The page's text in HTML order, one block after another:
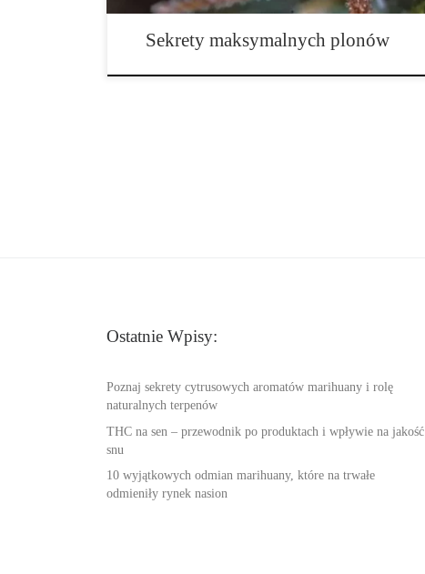
Sekrety maksymalnych plonów
Ostatnie Wpisy:
Poznaj sekrety cytrusowych aromatów marihuany i rolę
naturalnych terpenów
THC na sen – przewodnik po produktach i wpływie na jakość
snu
10 wyjątkowych odmian marihuany, które na trwałe
odmieniły rynek nasion